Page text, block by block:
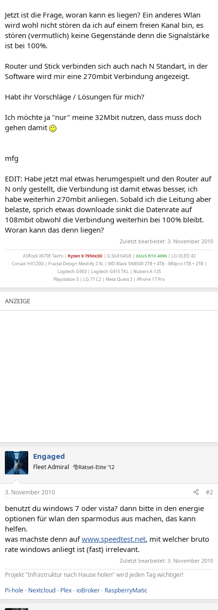
Jetzt ist die Frage, woran kann es liegen? Ein anderes Wlan
wird wohl nicht stören da ich auf einem freien Kanal bin, es
stören (vermutlich) keine Gegenstände denn die Signalstärke
ist bei 100%.
Router und Stick verbinden sich auch nach N Standart, in der
Software wird mir eine 270mbit Verbindung angezeigt.
Habt ihr Vorschläge / Lösungen für mich?
Ich möchte ja "nur" meine 32Mbit nutzen, dass muss doch
gehen damit
mfg
EDIT: Habe jetzt mal etwas herumgespielt und den Router auf
N only gestellt, die Verbindung ist damit etwas besser, ich
habe weiterhin 270mbit anliegen. Sobald ich die Leitung aber
belaste, sprich etwas downloade sinkt die Datenrate auf
108mbit obwohl die Verbindung weiterhin bei 100% bleibt.
Woran kann das denn liegen?
Zuletzt bearbeitet: 3. November 2010
ASRock X670E Taichi | Ryzen 9 7950x3D | G.Skill 64GB | ASUSRTX 4090| LG OLED 42
Corsair HX1200i | Fractal Design Meshify 2 XL | WD Black SN850X 2TB + 4TB - 980pro 1TB + 2TB |
Logitech G903 | Logitech G915 TKL | Nubert A-125
Playstation 5 | LG 77 C2 | Meta Quest 3 | iPhone 17 Pro
Engaged
Fleet Admiral 🎅Rätsel-Elite ’12
3. November 2010 #2
benutzt du windows 7 oder vista? dann bitte in den energie
optionen für wlan den sparmodus aus machen, das kann
helfen.
was machste denn aufwww.speedtest.net, mit welcher bruto
rate windows anliegt ist (fast) irrelevant.
Zuletzt bearbeitet: 3. November 2010
Projekt "Infrastruktur nach Hause holen" wird jeden Tag wichtiger!
Pi-hole- Nextcloud- Plex- ioBroker- RaspberryMatic